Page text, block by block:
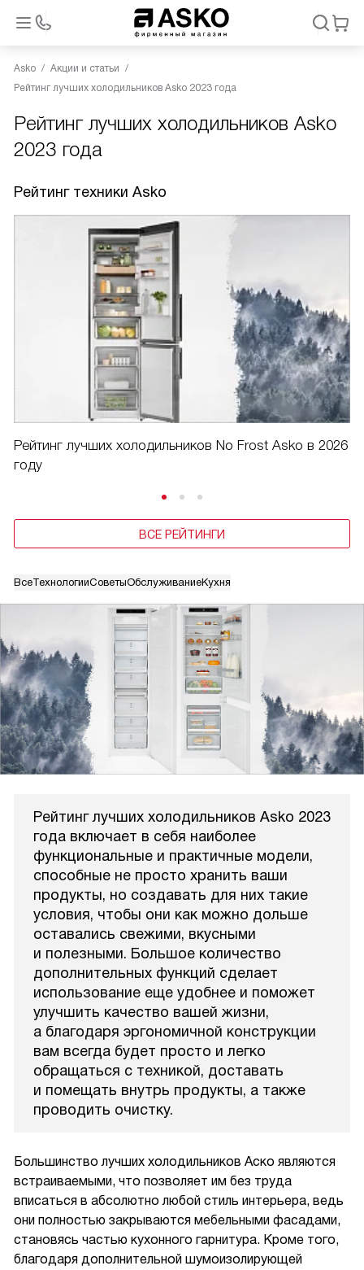
Asko
Акции и статьи
Рейтинг лучших холодильников Asko 2023 года
Рейтинг лучших холодильников Asko
2023 года
ВсеТехнологииСоветыОбслуживаниеКухня
Рейтинг лучших холодильников Asko 2023
года включает в себя наиболее
функциональные и практичные модели,
способные не просто хранить ваши
продукты, но создавать для них такие
условия, чтобы они как можно дольше
оставались свежими, вкусными
и полезными. Большое количество
дополнительных функций сделает
использование еще удобнее и поможет
улучшить качество вашей жизни,
а благодаря эргономичной конструкции
вам всегда будет просто и легко
обращаться с техникой, доставать
и помещать внутрь продукты, а также
проводить очистку.
Большинство лучших холодильников Аско являются
встраиваемыми, что позволяет им без труда
вписаться в абсолютно любой стиль интерьера, ведь
они полностью закрываются мебельными фасадами,
становясь частью кухонного гарнитура. Кроме того,
благодаря дополнительной шумоизолирующей
Рейтинг техники Asko
Рейтинг лучших холодильников No Frost Asko в 2026
году
ВСЕ РЕЙТИНГИ